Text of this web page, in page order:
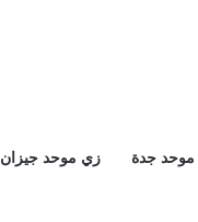
جدة زي موحد جيزان